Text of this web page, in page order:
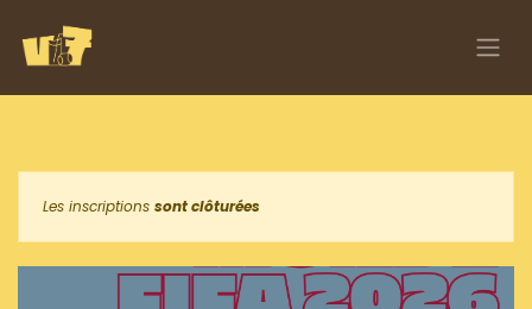
Les inscriptions sont clôturées